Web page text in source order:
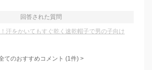
回答された質問
汗をかいてもすぐ乾く速乾帽子で男の子向け
てのおすすめコメント (1件) >